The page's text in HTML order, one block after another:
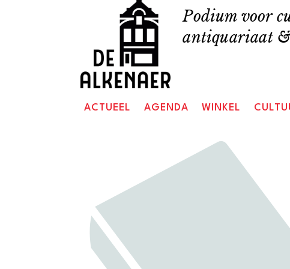
Podium voor
antiquariaat &
ACTUEEL AGENDA WINKEL